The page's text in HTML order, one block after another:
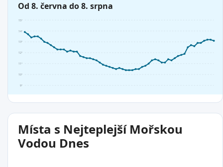
Od 8. června do 8. srpna
9°
10°
11°
12°
13°
14°
15°
Místa s Nejteplejší Mořskou
Vodou Dnes